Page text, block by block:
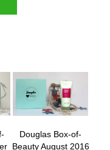
Douglas Box-of-
Beauty August 2016